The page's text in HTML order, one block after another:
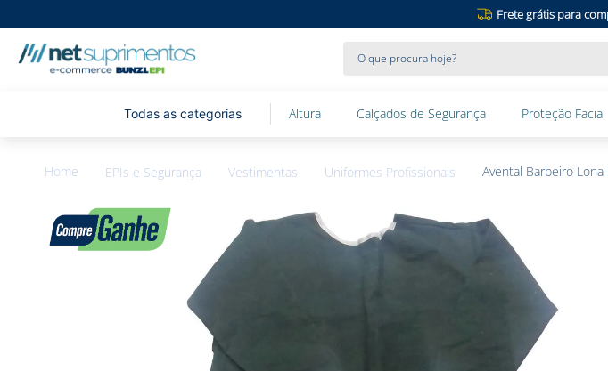
Frete grátis para
Altura Calçados de Segurança Proteção Facial
EPIs e Segurança Vestimentas Uniformes Profissionais Avental Barbeiro